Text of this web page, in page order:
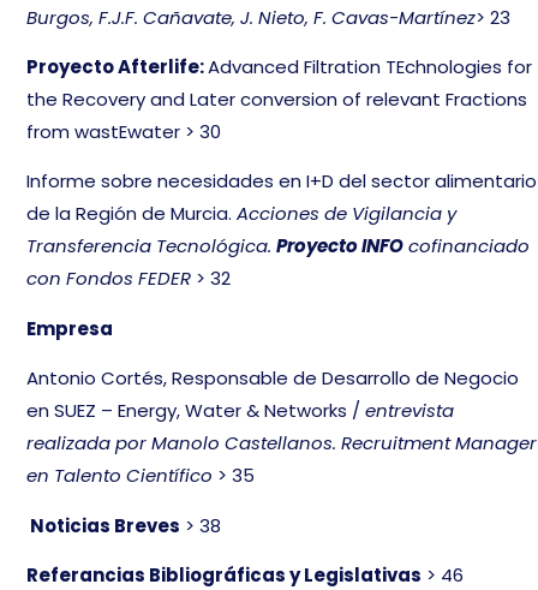
Burgos, F.J.F. Cañavate, J. Nieto, F. Cavas-Martínez> 23
Proyecto Afterlife:Advanced Filtration TEchnologies for
the Recovery and Later conversion of relevant Fractions
from wastEwater > 30
Informe sobre necesidades en I+D del sector alimentario
de la Región de Murcia.Acciones de Vigilancia y
Transferencia Tecnológica.Proyecto INFOcofinanciado
con Fondos FEDER > 32
Empresa
Antonio Cortés, Responsable de Desarrollo de Negocio
en SUEZ – Energy, Water & Networks /entrevista
realizada por Manolo Castellanos. Recruitment Manager
en Talento Científico > 35
Noticias Breves > 38
Referancias Bibliográficas y Legislativas > 46